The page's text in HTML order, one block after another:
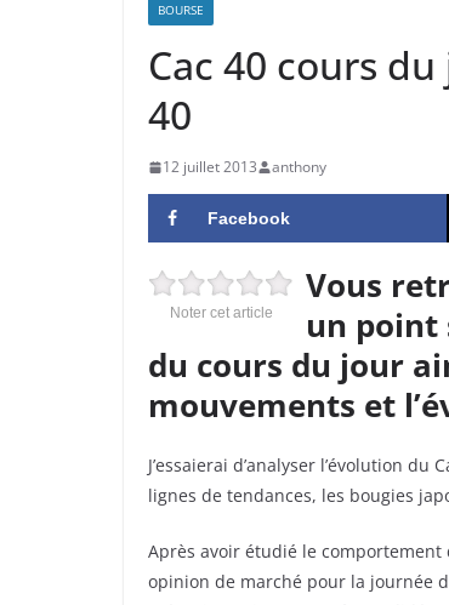
BOURSE
Cac 40 cours
40
12 juillet 2013 anthony
Facebook
Noter cet article
Vous
un point
du cours du jour
mouvements et
J’essaierai d’analyser l’évolution
lignes de tendances, les bougies
Après avoir étudié le
opinion de marché pour la journée